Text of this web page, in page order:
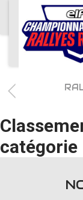
ACCUEIL
ACTUS
PHOTOS /
catégorie